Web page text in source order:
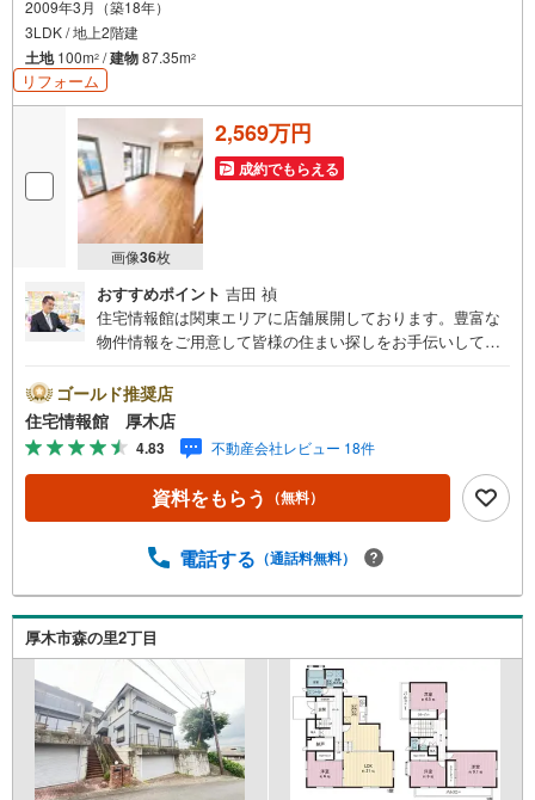
2009年3月（築18年）
3LDK / 地上2階建
土地100m2 /建物87.35m2
リフォーム
画像36枚
2,569万円
成約でもらえる
おすすめポイント 吉田 禎
住宅情報館は関東エリアに店舗展開しております。豊富な
物件情報をご用意して皆様の住まい探しをお手伝いしてお
さい。【営業時間 10:00～19:00 火曜・水曜（祝日の場
合は営業いたします）】「資料請求」「内覧」のお問い合
わせは上記時間内ですとスムーズにご対応が可能です。ス
タッフ一同お客様のお問合せをお待ちしております。【住
宅ローン相談会】開催中無理のない住宅ローンの試算やご
購入の際にかかる諸費用の概算も行っております。しっか
気軽にご相談ください。お客様第一主義をモット-にお引越
実に努めさせて頂きます。住宅情報館にお越し頂けたら、
物件のご紹介だけではなく、お住まいの疑問、不安、お家
の事ならなんでもご相談いただけます。お客様の要望をお
伺いしながら誠心誠意、全力でサポートさせて頂きます。
お客様一人一人に合わせたライフプランのご提案をさせて
いただきます。お気軽にご相談ください。
ゴールド推奨店
住宅情報館 厚木店
4.83 不動産会社レビュー 18件
資料をもらう （無料）
電話する （通話料無料）
厚木市森の里2丁目